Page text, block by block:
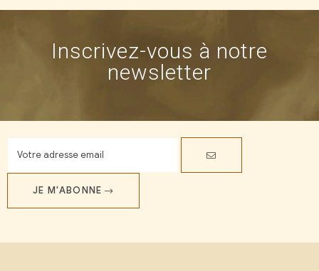
Inscrivez-vous à notre
newsletter
JE M'ABONNE